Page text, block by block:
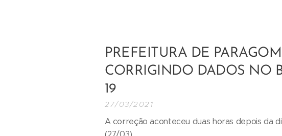
PREFEITURA DE
CORRIGINDO DADOS NO
19
27/03/2021
A correção aconteceu duas horas depois da
(27/03).